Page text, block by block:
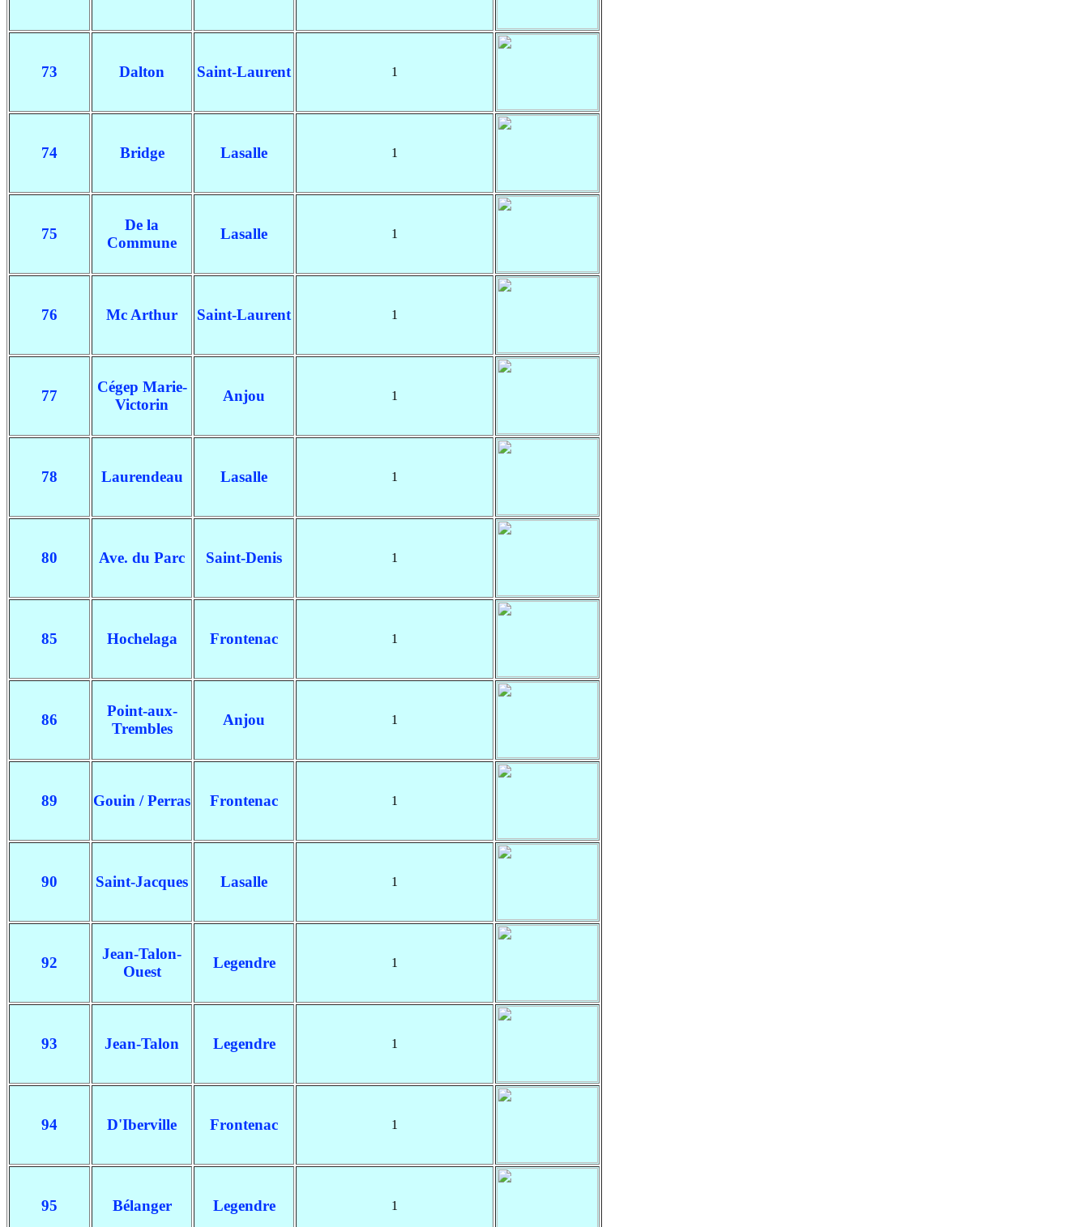
73 Dalton Saint-Laurent 1
74 Bridge Lasalle 1
75
De la
Commune
Lasalle 1
76 Mc Arthur Saint-Laurent 1
77
Cégep Marie-
Victorin
Anjou 1
78 Laurendeau Lasalle 1
80 Ave. du Parc Saint-Denis 1
85 Hochelaga Frontenac 1
86
Point-aux-
Trembles
Anjou 1
89 Gouin / Perras Frontenac 1
90 Saint-Jacques Lasalle 1
92
Jean-Talon-
Ouest
Legendre 1
93 Jean-Talon Legendre 1
94 D'Iberville Frontenac 1
95 Bélanger Legendre 1